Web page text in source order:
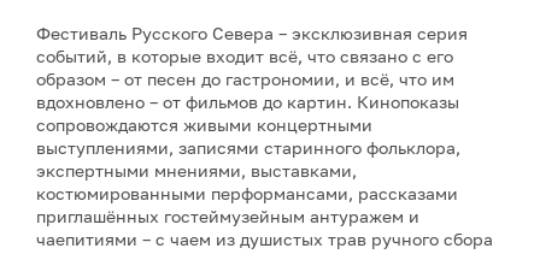
Фестиваль Русского Севера – эксклюзивная серия
событий, в которые входит всё, что связано с его
образом – от песен до гастрономии, и всё, что им
вдохновлено – от фильмов до картин. Кинопоказы
сопровождаются живыми концертными
выступлениями, записями старинного фольклора,
экспертными мнениями, выставками,
костюмированными перформансами, рассказами
приглашённых гостеймузейным антуражем и
чаепитиями – с чаем из душистых трав ручного сбора